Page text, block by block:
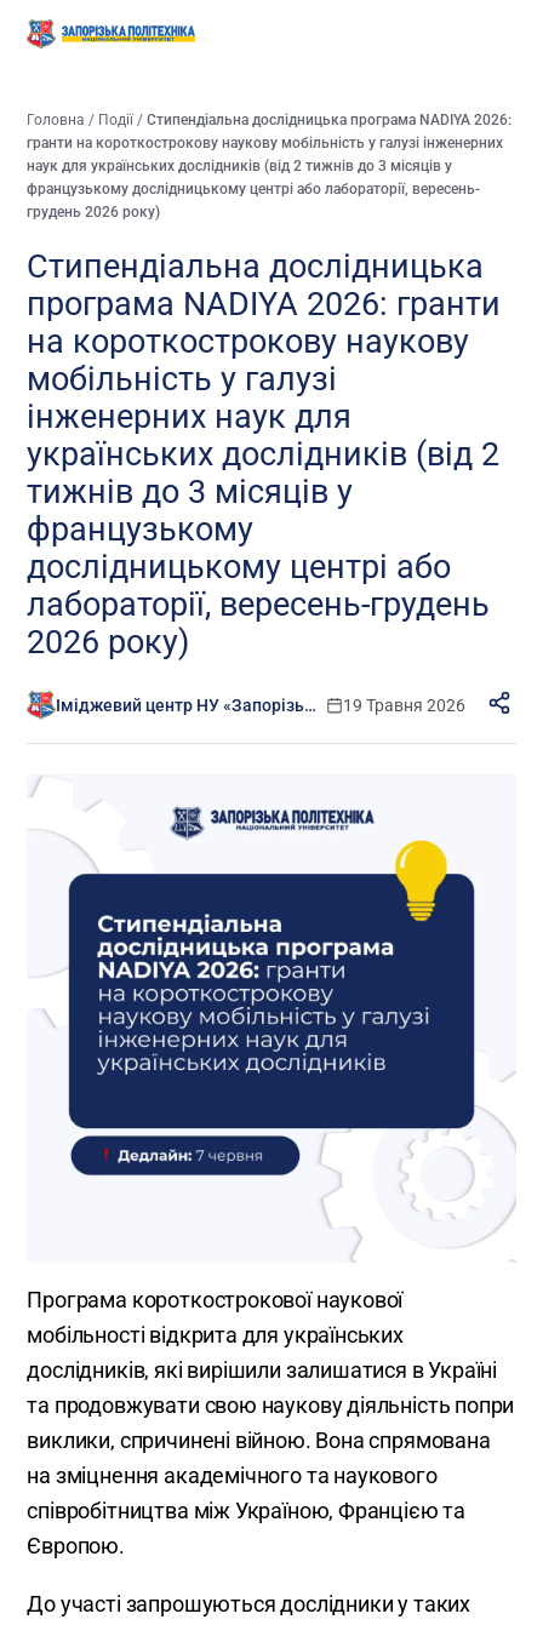
Головна / Події/Стипендіальна дослідницька програма NADIYA 2026:
гранти на короткострокову наукову мобільність у галузі інженерних
наук для українських дослідників (від 2 тижнів до 3 місяців у
французькому дослідницькому центрі або лабораторії, вересень-
грудень 2026 року)
Стипендіальна дослідницька
програма NADIYA 2026: гранти
на короткострокову наукову
мобільність у галузі
інженерних наук для
українських дослідників (від 2
тижнів до 3 місяців у
французькому
дослідницькому центрі або
лабораторії, вересень-грудень
2026 року)
Іміджевий центр НУ «Запорізька політехніка» 19 Травня 2026
Програма короткострокової наукової
мобільності відкрита для українських
дослідників, які вирішили залишатися в Україні
та продовжувати свою наукову діяльність попри
виклики, спричинені війною. Вона спрямована
на зміцнення академічного та наукового
співробітництва між Україною, Францією та
Європою.
До участі запрошуються дослідники у таких